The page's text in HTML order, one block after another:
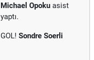
Michael Opoku asist
yaptı.
GOL! Sondre Soerli